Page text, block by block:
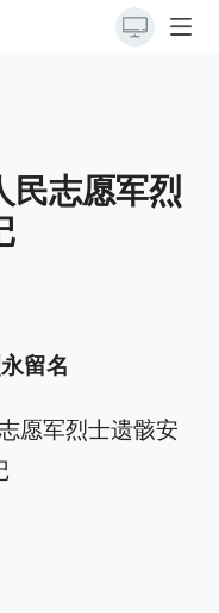
民志愿军烈
留名
愿军烈士遗骸安